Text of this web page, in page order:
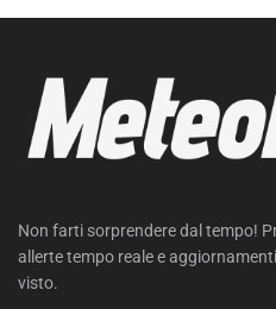
Non farti sorprendere dal tempo!
allerte tempo reale e
visto.